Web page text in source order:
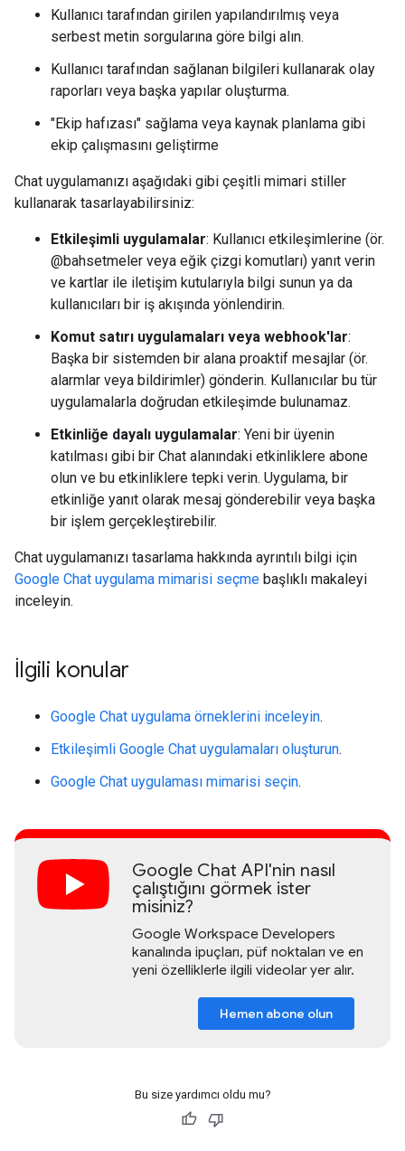
Kullanıcı tarafından girilen yapılandırılmış veya
serbest metin sorgularına göre bilgi alın.
Kullanıcı tarafından sağlanan bilgileri kullanarak olay
raporları veya başka yapılar oluşturma.
"Ekip hafızası" sağlama veya kaynak planlama gibi
ekip çalışmasını geliştirme
Chat uygulamanızı aşağıdaki gibi çeşitli mimari stiller
kullanarak tasarlayabilirsiniz:
Etkileşimli uygulamalar: Kullanıcı etkileşimlerine (ör.
@bahsetmeler veya eğik çizgi komutları) yanıt verin
ve kartlar ile iletişim kutularıyla bilgi sunun ya da
kullanıcıları bir iş akışında yönlendirin.
Komut satırı uygulamaları veya webhook'lar:
Başka bir sistemden bir alana proaktif mesajlar (ör.
alarmlar veya bildirimler) gönderin. Kullanıcılar bu tür
uygulamalarla doğrudan etkileşimde bulunamaz.
Etkinliğe dayalı uygulamalar: Yeni bir üyenin
katılması gibi bir Chat alanındaki etkinliklere abone
olun ve bu etkinliklere tepki verin. Uygulama, bir
etkinliğe yanıt olarak mesaj gönderebilir veya başka
bir işlem gerçekleştirebilir.
Chat uygulamanızı tasarlama hakkında ayrıntılı bilgi için
Google Chat uygulama mimarisi seçme başlıklı makaleyi
inceleyin.
İlgili konular
Google Chat uygulama örneklerini inceleyin.
Etkileşimli Google Chat uygulamaları oluşturun.
Google Chat uygulaması mimarisi seçin.
Google Chat API'nin nasıl
çalıştığını görmek ister
misiniz?
Google Workspace Developers
kanalında ipuçları, püf noktaları ve en
yeni özelliklerle ilgili videolar yer alır.
Hemen abone olun
Bu size yardımcı oldu mu?